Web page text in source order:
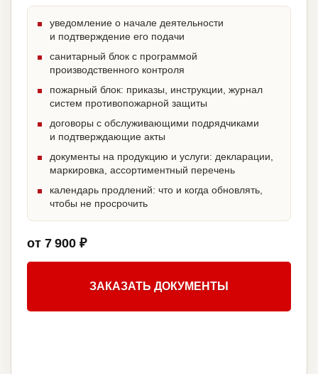
уведомление о начале деятельности
и подтверждение его подачи
санитарный блок с программой
производственного контроля
пожарный блок: приказы, инструкции, журнал
систем противопожарной защиты
договоры с обслуживающими подрядчиками
и подтверждающие акты
документы на продукцию и услуги: декларации,
маркировка, ассортиментный перечень
календарь продлений: что и когда обновлять,
чтобы не просрочить
от 7 900 ₽
ЗАКАЗАТЬ ДОКУМЕНТЫ